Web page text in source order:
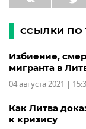
ССЫЛКИ ПО
Избиение,
мигранта в
04 августа 2021 |
Как Литва
к кризису